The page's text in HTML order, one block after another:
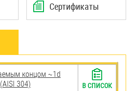
Сертификаты
концом ~1d
304)
В СПИСОК